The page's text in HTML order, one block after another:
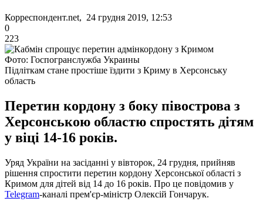
Корреспондент.net, 24 грудня 2019, 12:53
0
223
Фото: Госпогранслужба Украины
Підліткам стане простіше їздити з Криму в Херсонську
область
Перетин кордону з боку півострова з
Херсонською областю спростять дітям
у віці 14-16 років.
Уряд України на засіданні у вівторок, 24 грудня, прийняв
рішення спростити перетин кордону Херсонської області з
Кримом для дітей від 14 до 16 років. Про це повідомив у
Telegram-каналі прем'єр-міністр Олексій Гончарук.